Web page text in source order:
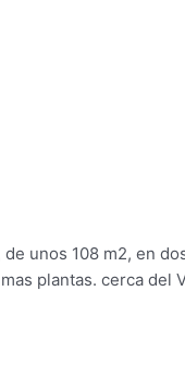
unos 108 m2, en
plantas. cerca del